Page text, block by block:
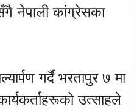
नेपाली कांग्रेसका
गर्दै भरतापुर ७ मा
उत्साहले